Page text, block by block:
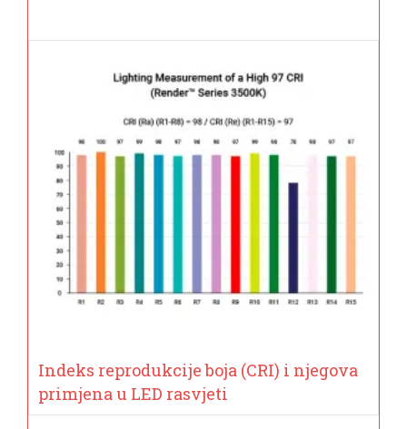
Indeks reprodukcije boja (CRI) i njegova
primjena u LED rasvjeti